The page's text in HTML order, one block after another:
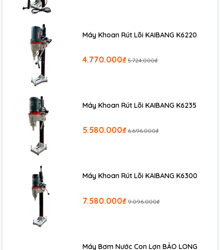
Máy Khoan Rút Lõi KAIBANG K6220
4.770.000₫ 5.724.000₫
Máy Khoan Rút Lõi KAIBANG K6235
5.580.000₫ 6.696.000₫
Máy Khoan Rút Lõi KAIBANG K6300
7.580.000₫ 9.096.000₫
Máy Bơm Nước Con Lợn BẢO LONG